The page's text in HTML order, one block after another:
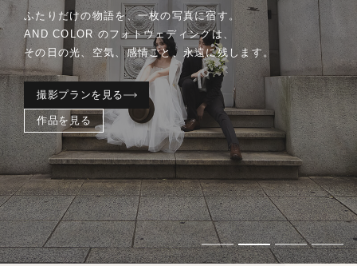
ふたりだけの物語を、一枚の写真に宿す。
AND COLOR のフォトウェディングは、
その日の光、空気、感情ごと、永遠に残します。
撮影プランを見る
作品を見る